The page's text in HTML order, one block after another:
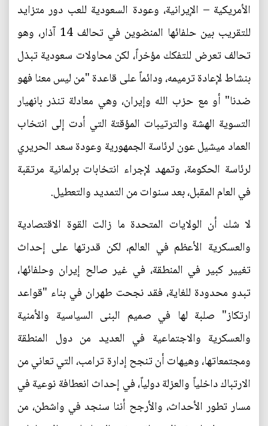
الأمريكية – الإيرانية، وعودة السعودية للعب دور متزايد
للتقريب بين حلفائها المنضوين في تحالف 14 آذار، وهو
تحالف تعرض للتفكك مؤخراً، لكن محاولات سعودية تبذل
بنشاط لإعادة ترميمه، ودائماً على قاعدة "من ليس معنا فهو
ضدنا" أو مع حزب الله وإيران، وهي معادلة تنذر بانهيار
التسوية الهشة والترتيبات المؤقتة التي أدت إلى انتخاب
العماد ميشيل عون لرئاسة الجمهورية وعودة سعد الحريري
لرئاسة الحكومة، وتمهد لإجراء انتخابات برلمانية مرتقبة
في العام المقبل، بعد سنوات من التمديد والتعطيل.
لا شك أن الولايات المتحدة ما زالت القوة الاقتصادية
والعسكرية الأعظم في العالم، لكن قدرتها على إحداث
تغيير كبير في المنطقة، في غير صالح إيران وحلفائها،
تبدو محدودة للغاية، فقد نجحت طهران في بناء "قواعد
ارتكاز" صلبة لها في صميم البنى السياسية والأمنية
والعسكرية والاجتماعية في العديد من دول المنطقة
ومجتمعاتها، وهيهات أن تنجح إدارة ترامب، التي تعاني من
الارتباك داخلياً والعزلة دولياً، في إحداث انعطافة نوعية في
مسار تطور الأحداث، والأرجح أننا سنجد في واشطن، من